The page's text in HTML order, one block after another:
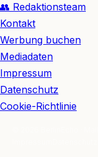
👥 Redaktionsteam
Kontakt
Werbung buchen
Mediadaten
Impressum
Datenschutz
Cookie-Richtlinie